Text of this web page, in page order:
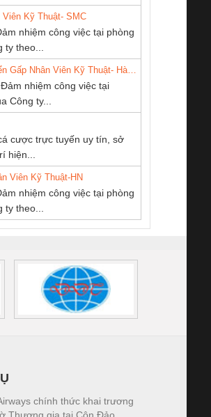
sát chuỗi
tấm pin
16I+
Bộ giám sát dòng
TRANSCLINIC 16I+
(2008130000)
lưu nguồn
1K5.4
Giá
Nẹp nhôm chống
trơn Đà Nẵng
TY TNHH
THƯƠNG MẠI
ÂN VIỆT
CÔNG TY CỔ
CÁP ĐIỆN
THƯỢNG ĐÌNH
Mại SX
Miền
Ba Miền
Viên Kỹ Thuật- SMC
nhiệm công việc tại phòng
theo...
nhiệm công việc tại
Công ty...
cược trực tuyến uy tín, sở
hiện...
Viên Kỹ Thuật-HN
nhiệm công việc tại phòng
theo...
chính thức khai trương
Thương gia tại Côn Đảo